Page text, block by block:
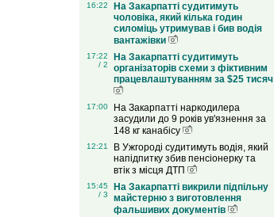
16:22
На Закарпатті судитимуть
чоловіка, який кілька годин
силоміць утримував і бив водія
вантажівки
17:22
/ 2
На Закарпатті судитимуть
організаторів схеми з фіктивним
працевлаштуванням за $25 тисяч
17:00
На Закарпатті наркодилера
засудили до 9 років ув'язнення за
148 кг канабісу
12:21
В Ужгороді судитимуть водія, який
напідпитку збив пенсіонерку та
втік з місця ДТП
15:45
/ 3
На Закарпатті викрили підпільну
майстерню з виготовлення
фальшивих документів